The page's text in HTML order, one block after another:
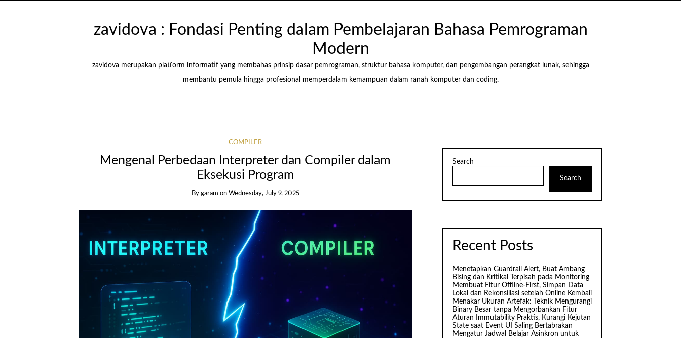
zavidova : Fondasi Penting dalam Pembelajaran Bahasa Pemrograman
Modern
zavidova merupakan platform informatif yang membahas prinsip dasar pemrograman, struktur bahasa komputer, dan pengembangan perangkat lunak, sehingga
membantu pemula hingga profesional memperdalam kemampuan dalam ranah komputer dan coding.
COMPILER
Mengenal Perbedaan Interpreter dan Compiler dalam
Eksekusi Program
By garam on Wednesday, July 9, 2025
Search
Search
Recent Posts
Menetapkan Guardrail Alert, Buat Ambang
Bising dan Kritikal Terpisah pada Monitoring
Membuat Fitur Offline-First, Simpan Data
Lokal dan Rekonsiliasi setelah Online Kembali
Menakar Ukuran Artefak: Teknik Mengurangi
Binary Besar tanpa Mengorbankan Fitur
Aturan Immutability Praktis, Kurangi Kejutan
State saat Event UI Saling Bertabrakan
Mengatur Jadwal Belajar Asinkron untuk